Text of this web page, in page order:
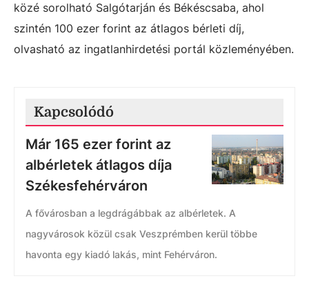
közé sorolható Salgótarján és Békéscsaba, ahol
szintén 100 ezer forint az átlagos bérleti díj,
olvasható az ingatlanhirdetési portál közleményében.
Kapcsolódó
Már 165 ezer forint az
albérletek átlagos díja
Székesfehérváron
A fővárosban a legdrágábbak az albérletek. A
nagyvárosok közül csak Veszprémben kerül többe
havonta egy kiadó lakás, mint Fehérváron.